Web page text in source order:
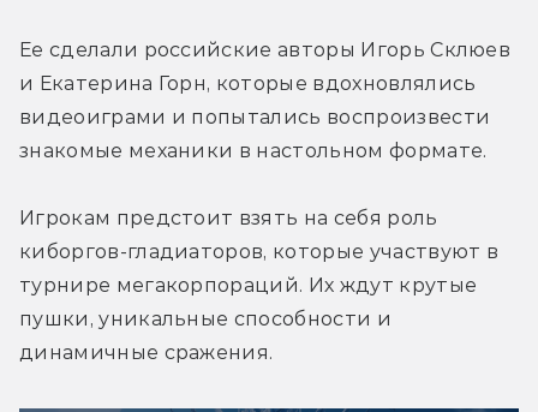
Ее сделали российские авторы Игорь Склюев
и Екатерина Горн, которые вдохновлялись
видеоиграми и попытались воспроизвести
знакомые механики в настольном формате.
Игрокам предстоит взять на себя роль
киборгов-гладиаторов, которые участвуют в
турнире мегакорпораций. Их ждут крутые
пушки, уникальные способности и
динамичные сражения.